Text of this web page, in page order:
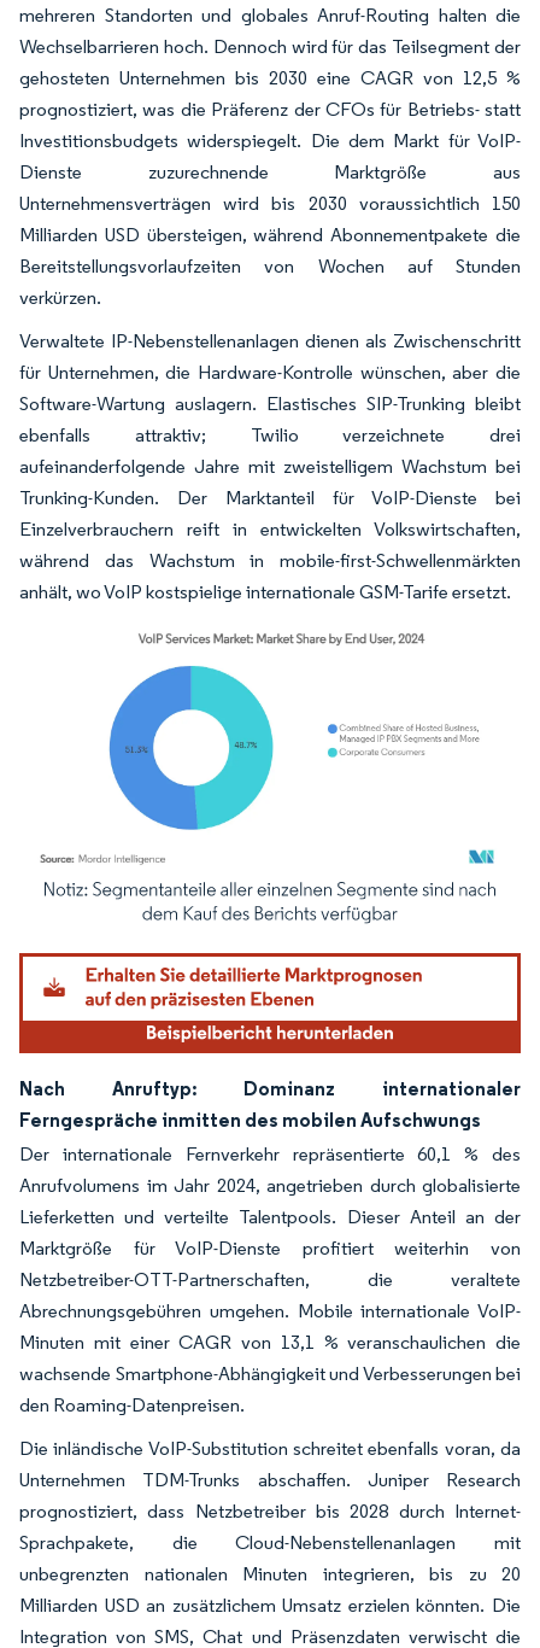
mehreren Standorten und globales Anruf-Routing halten die
Wechselbarrieren hoch. Dennoch wird für das Teilsegment der
gehosteten Unternehmen bis 2030 eine CAGR von 12,5 %
prognostiziert, was die Präferenz der CFOs für Betriebs- statt
Investitionsbudgets widerspiegelt. Die dem Markt für VoIP-
Dienste zuzurechnende Marktgröße aus
Unternehmensverträgen wird bis 2030 voraussichtlich 150
Milliarden USD übersteigen, während Abonnementpakete die
Bereitstellungsvorlaufzeiten von Wochen auf Stunden
verkürzen.
Verwaltete IP-Nebenstellenanlagen dienen als Zwischenschritt
für Unternehmen, die Hardware-Kontrolle wünschen, aber die
Software-Wartung auslagern. Elastisches SIP-Trunking bleibt
ebenfalls attraktiv; Twilio verzeichnete drei
aufeinanderfolgende Jahre mit zweistelligem Wachstum bei
Trunking-Kunden. Der Marktanteil für VoIP-Dienste bei
Einzelverbrauchern reift in entwickelten Volkswirtschaften,
während das Wachstum in mobile-first-Schwellenmärkten
anhält, wo VoIP kostspielige internationale GSM-Tarife ersetzt.
Bild © Mordor Intelligence. Wiederverwendung erfordert Namensnennung
Nach Anruftyp: Dominanz internationaler
Ferngespräche inmitten des mobilen Aufschwungs
Der internationale Fernverkehr repräsentierte 60,1 % des
Anrufvolumens im Jahr 2024, angetrieben durch globalisierte
Lieferketten und verteilte Talentpools. Dieser Anteil an der
Marktgröße für VoIP-Dienste profitiert weiterhin von
Netzbetreiber-OTT-Partnerschaften, die veraltete
Abrechnungsgebühren umgehen. Mobile internationale VoIP-
Minuten mit einer CAGR von 13,1 % veranschaulichen die
wachsende Smartphone-Abhängigkeit und Verbesserungen bei
den Roaming-Datenpreisen.
Die inländische VoIP-Substitution schreitet ebenfalls voran, da
Unternehmen TDM-Trunks abschaffen. Juniper Research
prognostiziert, dass Netzbetreiber bis 2028 durch Internet-
Sprachpakete, die Cloud-Nebenstellenanlagen mit
unbegrenzten nationalen Minuten integrieren, bis zu 20
Milliarden USD an zusätzlichem Umsatz erzielen könnten. Die
Integration von SMS, Chat und Präsenzdaten verwischt die